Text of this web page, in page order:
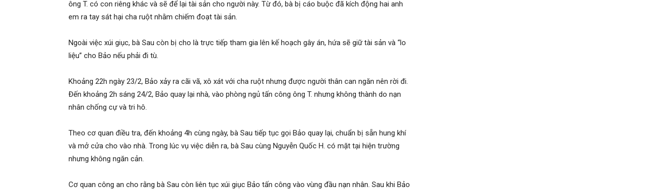
Cơ quan điều tra xác định, sau khi kết hôn với ông T. vào năm 2025, giữa bà Sau và chồng thường xuyên
phát sinh mâu thuẫn. Trong thời gian chung sống, bà Sau nhiều lần nói với hai con riêng của chồng rằng
ông T. có con riêng khác và sẽ để lại tài sản cho người này. Từ đó, bà bị cáo buộc đã kích động hai anh
Ngoài việc xúi giục, bà Sau còn bị cho là trực tiếp tham gia lên kế hoạch gây án, hứa sẽ giữ tài sản và “lo
liệu” cho Bảo nếu phải đi tù.
Khoảng 22h ngày 23/2, Bảo xảy ra cãi vã, xô xát với cha ruột nhưng được người thân can ngăn nên rời đi.